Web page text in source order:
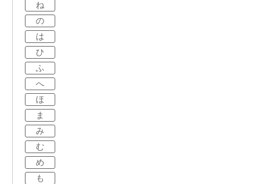
ね
の
は
ひ
ふ
へ
ほ
ま
み
む
め
も